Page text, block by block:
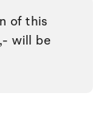
of this
will be